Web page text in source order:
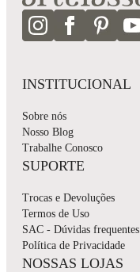
INSTITUCIONAL
Sobre nós
Nosso Blog
Trabalhe Conosco
SUPORTE
Trocas e Devoluções
Termos de Uso
SAC - Dúvidas frequentes
Política de Privacidade
NOSSAS LOJAS